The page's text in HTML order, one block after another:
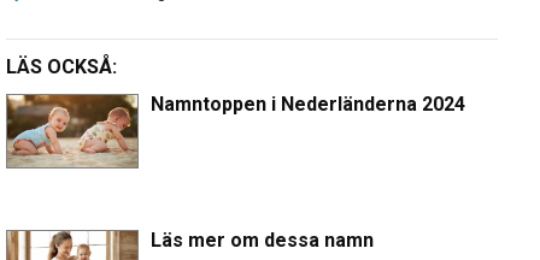
LÄS OCKSÅ:
Namntoppen i Nederländerna 2024
Läs mer om dessa namn